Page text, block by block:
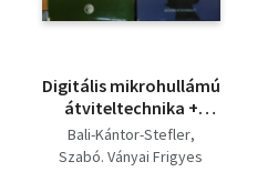
Digitális mikrohullámú
átviteltechnika +
Mikrohullámú analóg
hírközlés (2 kötet)
Bali-Kántor-Stefler
Szabó. Ványai Frigyes